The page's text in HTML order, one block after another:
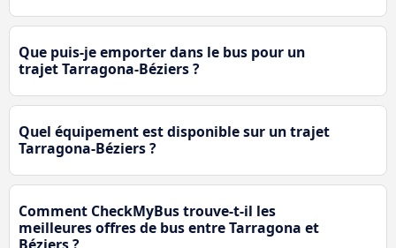
Que puis-je emporter dans le bus pour un
trajet Tarragona-Béziers ?
Quel équipement est disponible sur un trajet
Tarragona-Béziers ?
Comment CheckMyBus trouve-t-il les
meilleures offres de bus entre Tarragona et